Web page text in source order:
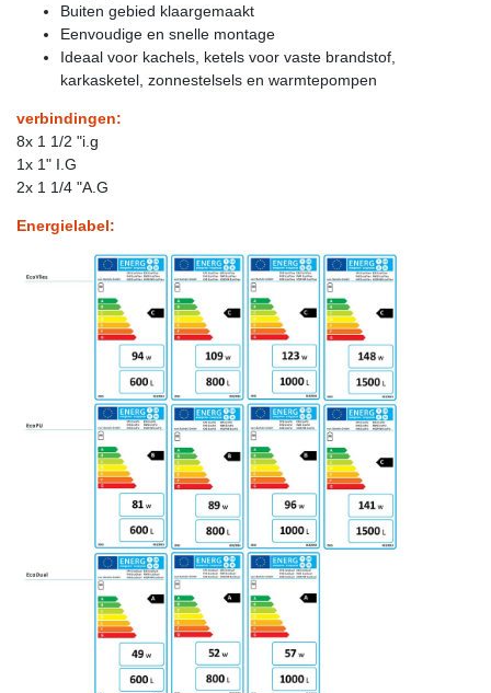
Buiten gebied klaargemaakt
Eenvoudige en snelle montage
Ideaal voor kachels, ketels voor vaste brandstof,
karkasketel, zonnestelsels en warmtepompen
verbindingen:
8x 1 1/2 "i.g
1x 1" I.G
2x 1 1/4 "A.G
Energielabel: